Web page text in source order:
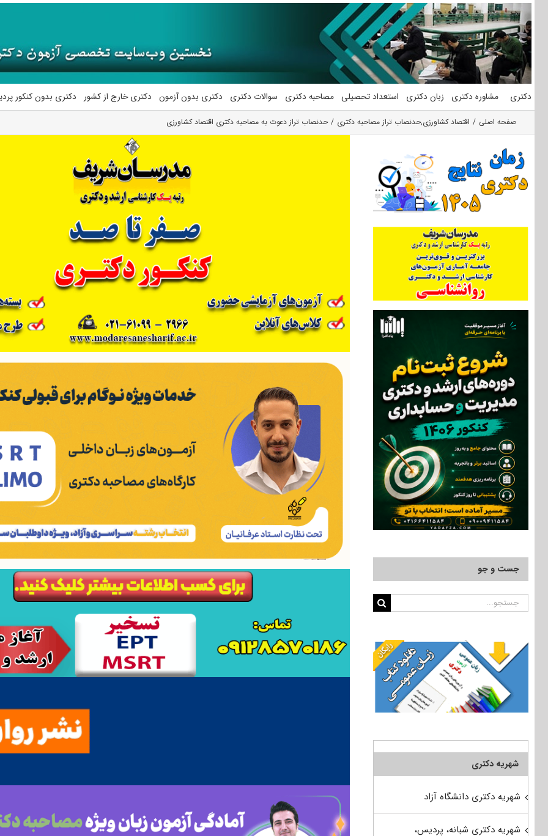
محتوا
دکتری مشاوره دکتری زبان دکتری استعداد تحصیلی مصاحبه دکتری سوالات دکتری دکتری بدون آزمون دکتری خارج از کشور دکتری بدون کنکور
صفحه اصلی اقتصاد کشاورزی,حدنصاب تراز مصاحبه دکتری حدنصاب تراز دعوت به مصاحبه دکتری اقتصاد کشاورزی
جست و جو
جستجو
شهریه دکتری
شهریه دکتری دانشگاه آزاد
شهریه دکتری شبانه، پردیس،